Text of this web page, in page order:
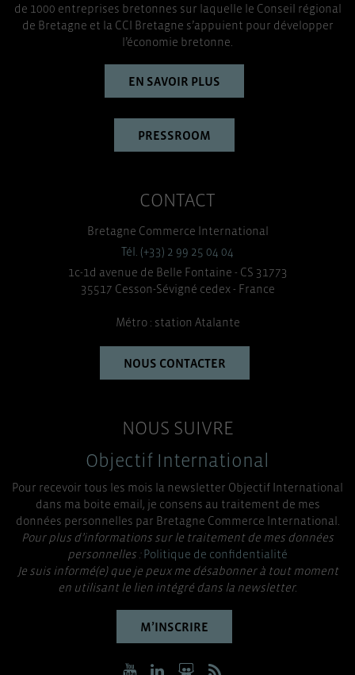
de 1000 entreprises bretonnes sur laquelle le Conseil régional
de Bretagne et la CCI Bretagne s’appuient pour développer
l’économie bretonne.
EN SAVOIR PLUS
PRESSROOM
CONTACT
Bretagne Commerce International
Tél. (+33) 2 99 25 04 04
1c-1d avenue de Belle Fontaine - CS 31773
35517 Cesson-Sévigné cedex - France
Métro : station Atalante
NOUS CONTACTER
NOUS SUIVRE
Objectif International
Pour recevoir tous les mois la newsletter Objectif International
dans ma boite email, je consens au traitement de mes
données personnelles par Bretagne Commerce International.
Pour plus d’informations sur le traitement de mes données
personnelles :Politique de confidentialité
Je suis informé(e) que je peux me désabonner à tout moment
en utilisant le lien intégré dans la newsletter.
M’INSCRIRE